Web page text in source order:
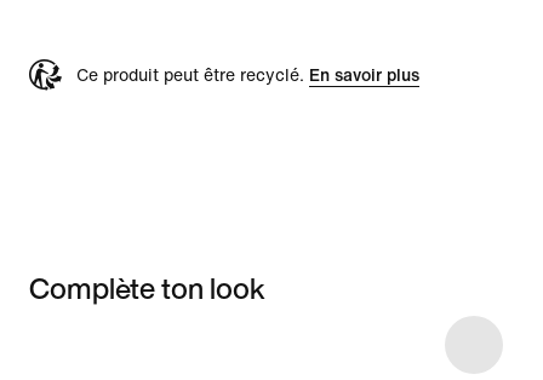
Ce produit peut être recyclé. En savoir plus
Complète ton look